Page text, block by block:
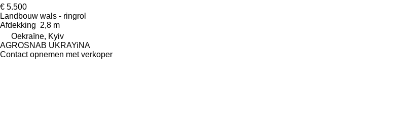
€ 5.500
Landbouw wals - ringrol
Afdekking 2,8 m
Oekraïne, Kyiv
AGROSNAB UKRAYiNA
Contact opnemen met verkoper